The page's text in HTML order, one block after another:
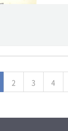
2 3 4